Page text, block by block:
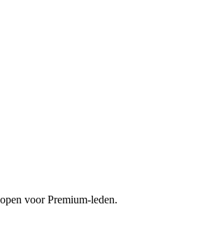
voor Premium-leden.